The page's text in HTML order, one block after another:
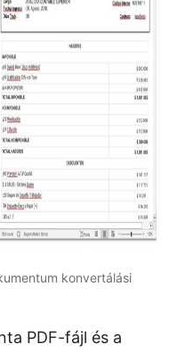
konvertálási
PDF-fájl és a